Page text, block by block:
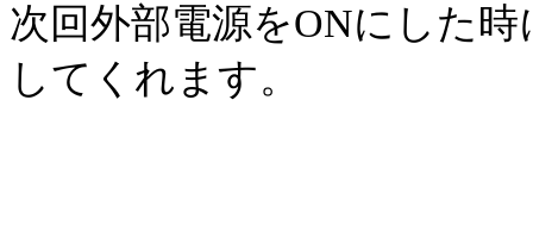
次回外部電源をONにした
してくれます。